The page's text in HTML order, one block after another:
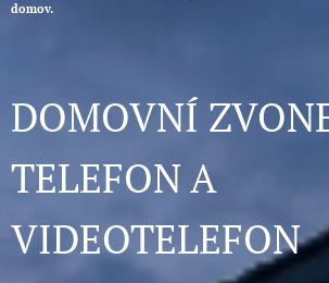
domov.
DOMOVNÍ
TELEFON A
VIDEOTELEFON